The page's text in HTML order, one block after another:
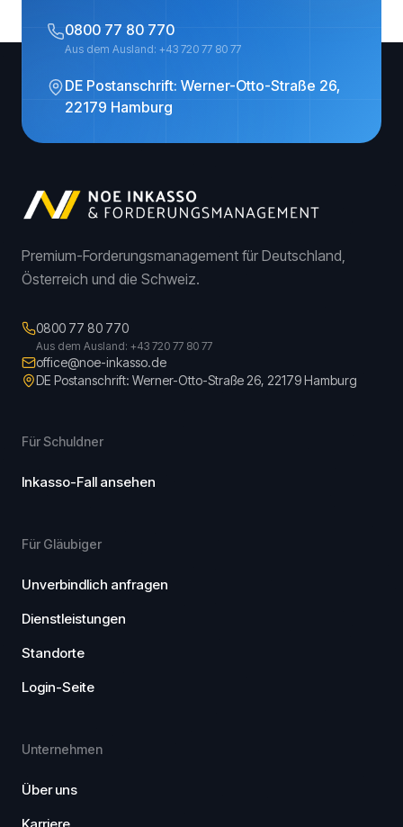
0800 77 80 770
Aus dem Ausland: +43 720 77 80 77
DE Postanschrift: Werner-Otto-Straße 26,
22179 Hamburg
Premium-Forderungsmanagement für Deutschland,
Österreich und die Schweiz.
0800 77 80 770
Aus dem Ausland: +43 720 77 80 77
office@noe-inkasso.de
DE Postanschrift: Werner-Otto-Straße 26, 22179 Hamburg
Für Schuldner
Inkasso-Fall ansehen
Für Gläubiger
Unverbindlich anfragen
Dienstleistungen
Standorte
Login-Seite
Unternehmen
Über uns